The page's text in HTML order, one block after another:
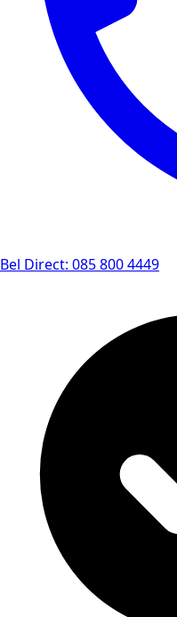
Bel Direct: 085 800 4449